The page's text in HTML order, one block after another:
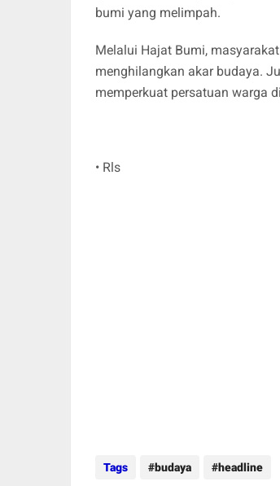
bumi yang melimpah.
Melalui Hajat Bumi,
menghilangkan akar budaya.
memperkuat persatuan warga
• Rls
Tags budaya headline